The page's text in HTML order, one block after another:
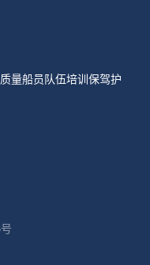
量船员队伍培训保驾护